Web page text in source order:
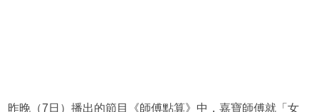
昨晚（7日）播出的節目《師傅點算》中，嘉寶師傅就「女